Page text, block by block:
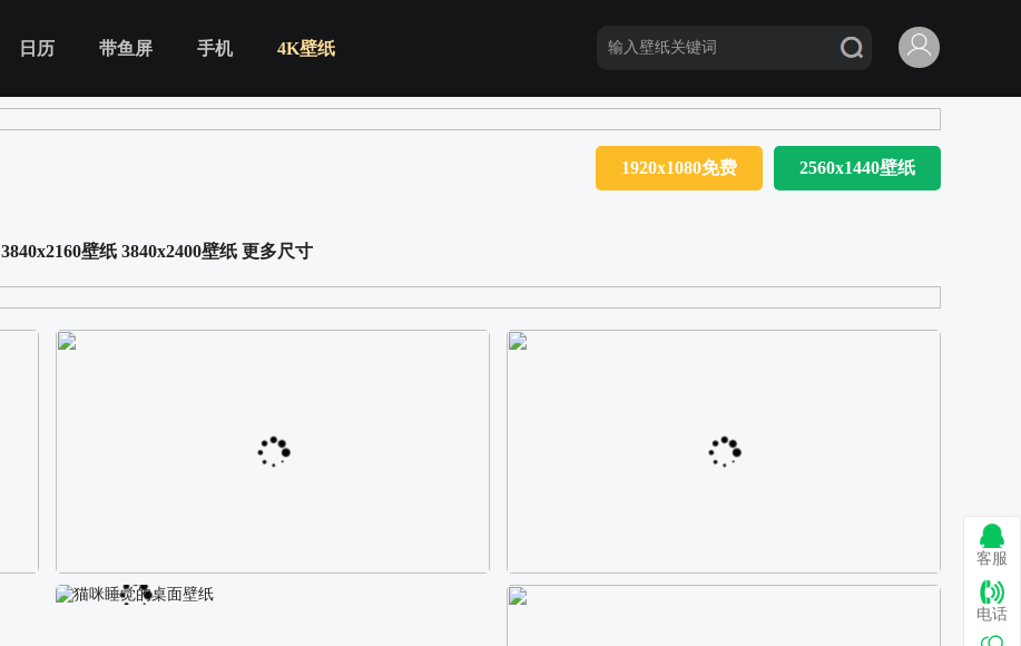
日历 带鱼屏 手机 4K壁纸
1920x1080免费 2560x1440壁纸
3840x2160壁纸 3840x2400壁纸 更多尺寸
校园长发可爱美女4K电脑壁纸 巴图 古风白衣女孩骑马壁纸
客服
电话